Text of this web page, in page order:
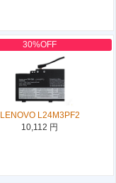
30%OFF
LENOVO L24M3PF2
10,112 円